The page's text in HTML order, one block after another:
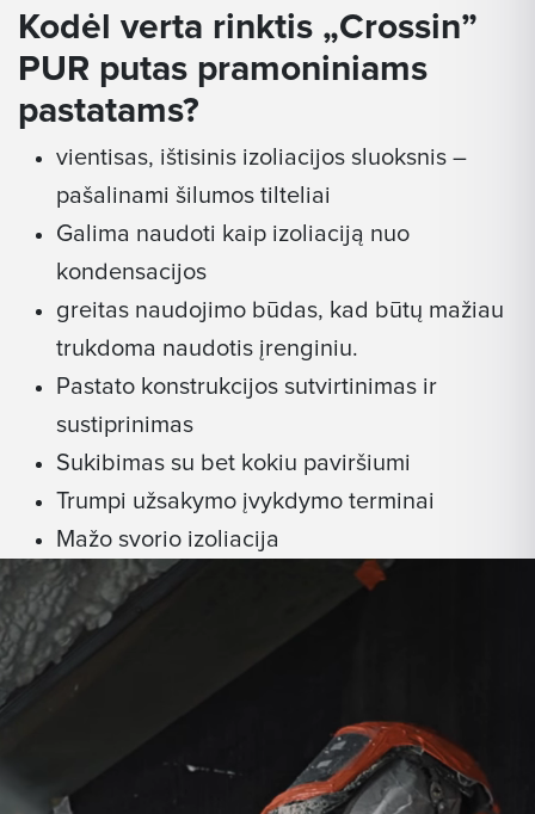
Kodėl verta rinktis „Crossin”
PUR putas pramoniniams
pastatams?
vientisas, ištisinis izoliacijos sluoksnis –
pašalinami šilumos tilteliai
Galima naudoti kaip izoliaciją nuo
kondensacijos
greitas naudojimo būdas, kad būtų mažiau
trukdoma naudotis įrenginiu.
Pastato konstrukcijos sutvirtinimas ir
sustiprinimas
Sukibimas su bet kokiu paviršiumi
Trumpi užsakymo įvykdymo terminai
Mažo svorio izoliacija